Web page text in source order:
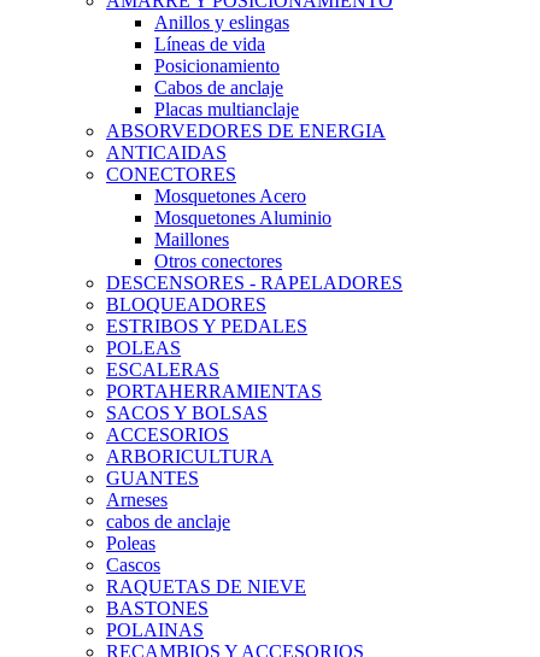
Anillos y eslingas
Líneas de vida
Posicionamiento
Cabos de anclaje
Placas multianclaje
ABSORVEDORES DE ENERGIA
ANTICAIDAS
CONECTORES
Mosquetones Acero
Mosquetones Aluminio
Maillones
Otros conectores
DESCENSORES - RAPELADORES
BLOQUEADORES
ESTRIBOS Y PEDALES
POLEAS
ESCALERAS
PORTAHERRAMIENTAS
SACOS Y BOLSAS
ACCESORIOS
ARBORICULTURA
GUANTES
Arneses
cabos de anclaje
Poleas
Cascos
RAQUETAS DE NIEVE
BASTONES
POLAINAS
RECAMBIOS Y ACCESORIOS